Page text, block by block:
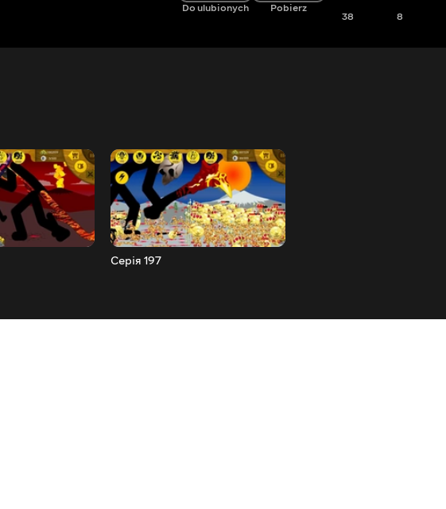
Do ulubionych Pobierz
38 8
Серія 197